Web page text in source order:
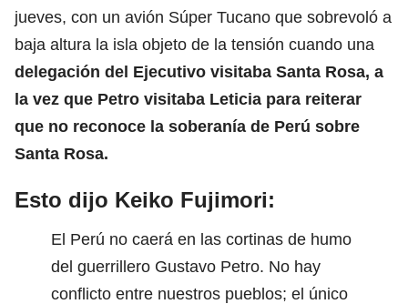
jueves, con un avión Súper Tucano que sobrevoló a
baja altura la isla objeto de la tensión cuando una
delegación del Ejecutivo visitaba Santa Rosa, a
la vez que Petro visitaba Leticia para reiterar
que no reconoce la soberanía de Perú sobre
Santa Rosa.
Esto dijo Keiko Fujimori:
El Perú no caerá en las cortinas de humo
del guerrillero Gustavo Petro. No hay
conflicto entre nuestros pueblos; el único